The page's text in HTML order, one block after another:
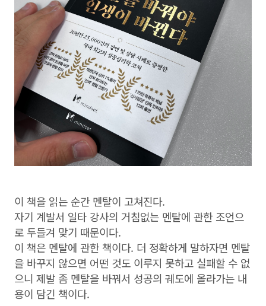
이 책을 읽는 순간 멘탈이 고쳐진다.
자기 계발서 일타 강사의 거침없는 멘탈에 관한 조언으
로 두들겨 맞기 때문이다.
이 책은 멘탈에 관한 책이다. 더 정확하게 말하자면 멘탈
을 바꾸지 않으면 어떤 것도 이루지 못하고 실패할 수 없
으니 제발 좀 멘탈을 바꿔서 성공의 궤도에 올라가는 내
용이 담긴 책이다.